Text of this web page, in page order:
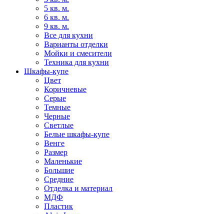
5 кв. м.
6 кв. м.
9 кв. м.
Все для кухни
Варианты отделки
Мойки и смесители
Техника для кухни
Шкафы-купе
Цвет
Коричневые
Серые
Темные
Черные
Светлые
Белые шкафы-купе
Венге
Размер
Маленькие
Большие
Средние
Отделка и материал
МДФ
Пластик